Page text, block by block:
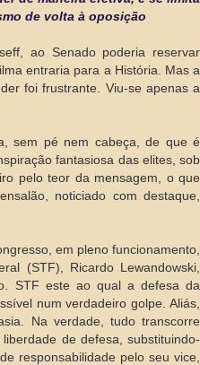
de volta à oposição
ao Senado poderia reservar
entraria para a História. Mas a
foi frustrante. Viu-se apenas a
sem pé nem cabeça, de que é
fantasiosa das elites, sob
pelo teor da mensagem, o que
noticiado com destaque,
em pleno funcionamento,
(STF), Ricardo Lewandowski,
STF este ao qual a defesa da
num verdadeiro golpe. Aliás,
Na verdade, tudo transcorre
de defesa, substituindo-
responsabilidade pelo seu vice,